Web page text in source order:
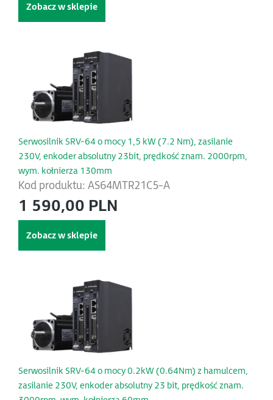
Zobacz w sklepie
Serwosilnik SRV-64 o mocy 1,5 kW (7.2 Nm), zasilanie
230V, enkoder absolutny 23bit, prędkość znam. 2000rpm,
wym. kołnierza 130mm
Kod produktu: AS64MTR21C5-A
1 590,00 PLN
Zobacz w sklepie
Serwosilnik SRV-64 o mocy 0.2kW (0.64Nm) z hamulcem,
zasilanie 230V, enkoder absolutny 23 bit, prędkość znam.